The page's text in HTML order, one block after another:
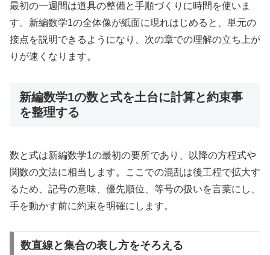
最初の一週間は道具の整備と手順づくりに時間を使いま
す。新編数学1の全体像が紙面に現れはじめると、単元の
接点を説明できるようになり、次の章での理解の立ち上が
りが速くなります。
新編数学1の数と式を土台に計算と約束事
を整理する
数と式は新編数学1の最初の要所であり、以降の方程式や
関数の文法に相当します。ここでの混乱は後工程で拡大す
るため、記号の意味、優先順位、等号の扱いを言葉にし、
手を動かす前に約束を明確にします。
数直線と集合の表し方をそろえる